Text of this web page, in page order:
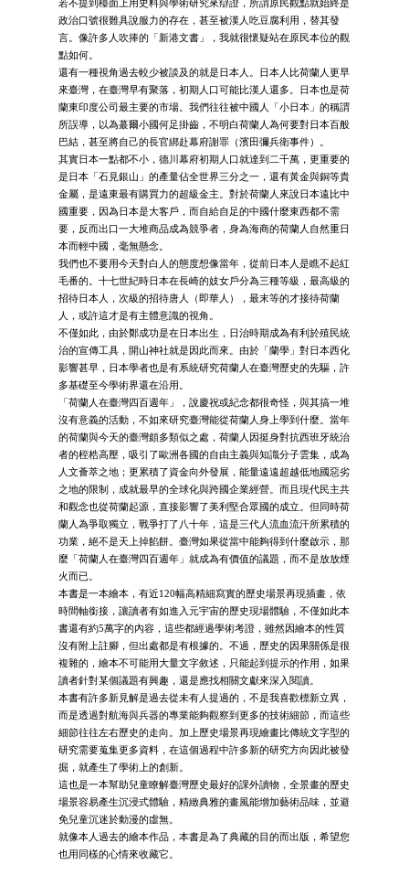
若不提到檯面上用史料與學術研究來辯證，所謂原民觀點就始終是
政治口號很難具說服力的存在，甚至被漢人吃豆腐利用，替其發
言。像許多人吹捧的「新港文書」，我就很懷疑站在原民本位的觀
點如何。
還有一種視角過去較少被談及的就是日本人。日本人比荷蘭人更早
來臺灣，在臺灣早有聚落，初期人口可能比漢人還多。日本也是荷
蘭東印度公司最主要的市場。我們往往被中國人「小日本」的稱謂
所誤導，以為蕞爾小國何足掛齒，不明白荷蘭人為何要對日本百般
巴結，甚至將自己的長官綁赴幕府謝罪（濱田彌兵衛事件）。
其實日本一點都不小，德川幕府初期人口就達到二千萬，更重要的
是日本「石見銀山」的產量佔全世界三分之一，還有黃金與銅等貴
金屬，是遠東最有購買力的超級金主。對於荷蘭人來說日本遠比中
國重要，因為日本是大客戶，而自給自足的中國什麼東西都不需
要，反而出口一大堆商品成為競爭者，身為海商的荷蘭人自然重日
本而輕中國，毫無懸念。
我們也不要用今天對白人的態度想像當年，從前日本人是瞧不起紅
毛番的。十七世紀時日本在長崎的妓女戶分為三種等級，最高級的
招待日本人，次級的招待唐人（即華人），最末等的才接待荷蘭
人，或許這才是有主體意識的視角。
不僅如此，由於鄭成功是在日本出生，日治時期成為有利於殖民統
治的宣傳工具，開山神社就是因此而來。由於「蘭學」對日本西化
影響甚早，日本學者也是有系統研究荷蘭人在臺灣歷史的先驅，許
多基礎至今學術界還在沿用。
「荷蘭人在臺灣四百週年」，說慶祝或紀念都很奇怪，與其搞一堆
沒有意義的活動，不如來研究臺灣能從荷蘭人身上學到什麼。當年
的荷蘭與今天的臺灣頗多類似之處，荷蘭人因挺身對抗西班牙統治
者的桎梏高壓，吸引了歐洲各國的自由主義與知識分子雲集，成為
人文薈萃之地；更累積了資金向外發展，能量遠遠超越低地國惡劣
之地的限制，成就最早的全球化與跨國企業經營。而且現代民主共
和觀念也從荷蘭起源，直接影響了美利堅合眾國的成立。但同時荷
蘭人為爭取獨立，戰爭打了八十年，這是三代人流血流汗所累積的
功業，絕不是天上掉餡餅。臺灣如果從當中能夠得到什麼啟示，那
麼「荷蘭人在臺灣四百週年」就成為有價值的議題，而不是放放煙
火而已。
本書是一本繪本，有近120幅高精細寫實的歷史場景再現插畫，依
時間軸銜接，讓讀者有如進入元宇宙的歷史現場體驗，不僅如此本
書還有約5萬字的內容，這些都經過學術考證，雖然因繪本的性質
沒有附上註腳，但出處都是有根據的。不過，歷史的因果關係是很
複雜的，繪本不可能用大量文字敘述，只能起到提示的作用，如果
讀者針對某個議題有興趣，還是應找相關文獻來深入閱讀。
本書有許多新見解是過去從未有人提過的，不是我喜歡標新立異，
而是透過對航海與兵器的專業能夠觀察到更多的技術細節，而這些
細節往往左右歷史的走向。加上歷史場景再現繪畫比傳統文字型的
研究需要蒐集更多資料，在這個過程中許多新的研究方向因此被發
掘，就產生了學術上的創新。
這也是一本幫助兒童瞭解臺灣歷史最好的課外讀物，全景畫的歷史
場景容易產生沉浸式體驗，精緻典雅的畫風能增加藝術品味，並避
免兒童沉迷於動漫的虛無。
就像本人過去的繪本作品，本書是為了典藏的目的而出版，希望您
也用同樣的心情來收藏它。